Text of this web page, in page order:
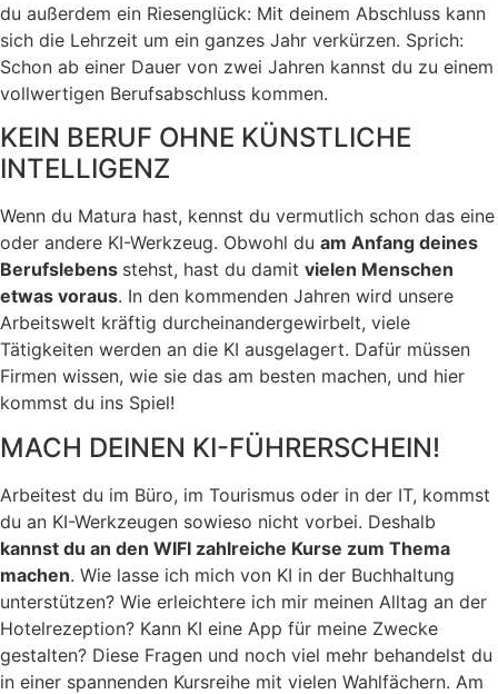
du außerdem ein Riesenglück: Mit deinem Abschluss kann
sich die Lehrzeit um ein ganzes Jahr verkürzen. Sprich:
Schon ab einer Dauer von zwei Jahren kannst du zu einem
vollwertigen Berufsabschluss kommen.
KEIN BERUF OHNE KÜNSTLICHE
INTELLIGENZ
Wenn du Matura hast, kennst du vermutlich schon das eine
oder andere KI-Werkzeug. Obwohl du am Anfang deines
Berufslebens stehst, hast du damit vielen Menschen
etwas voraus. In den kommenden Jahren wird unsere
Arbeitswelt kräftig durcheinandergewirbelt, viele
Tätigkeiten werden an die KI ausgelagert. Dafür müssen
Firmen wissen, wie sie das am besten machen, und hier
kommst du ins Spiel!
MACH DEINEN KI-FÜHRERSCHEIN!
Arbeitest du im Büro, im Tourismus oder in der IT, kommst
du an KI-Werkzeugen sowieso nicht vorbei. Deshalb
kannst du an den WIFI zahlreiche Kurse zum Thema
machen. Wie lasse ich mich von KI in der Buchhaltung
unterstützen? Wie erleichtere ich mir meinen Alltag an der
Hotelrezeption? Kann KI eine App für meine Zwecke
gestalten? Diese Fragen und noch viel mehr behandelst du
in einer spannenden Kursreihe mit vielen Wahlfächern. Am